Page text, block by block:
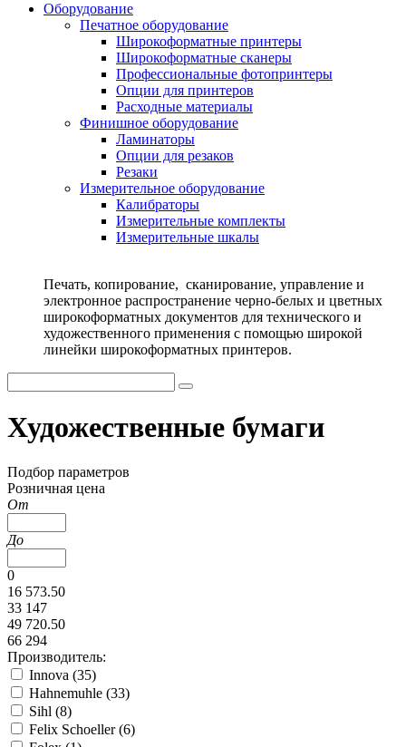
Оборудование
Печатное оборудование
Широкоформатные принтеры
Широкоформатные сканеры
Профессиональные фотопринтеры
Опции для принтеров
Расходные материалы
Финишное оборудование
Ламинаторы
Опции для резаков
Резаки
Измерительное оборудование
Калибраторы
Измерительные комплекты
Измерительные шкалы
Печать, копирование, сканирование, управление и
электронное распространение черно-белых и цветных
широкоформатных документов для технического и
художественного применения с помощью широкой
линейки широкоформатных принтеров.
Художественные бумаги
Подбор параметров
Розничная цена
От
До
0
16 573.50
33 147
49 720.50
66 294
Производитель:
Innova (35)
Hahnemuhle (33)
Sihl (8)
Felix Schoeller (6)